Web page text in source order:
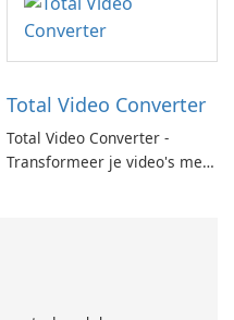
Total Video Converter
Total Video Converter -
Transformeer je video's met